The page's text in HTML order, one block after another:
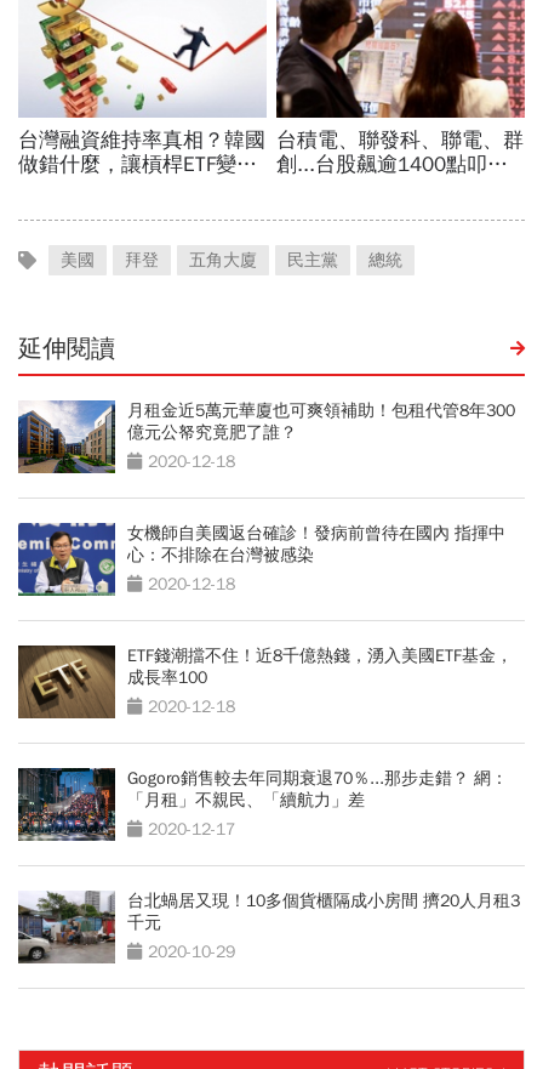
美國 拜登 五角大廈 民主黨 總統
延伸閱讀
月租金近5萬元華廈也可爽領補助！包租代管8年300
億元公帑究竟肥了誰？
2020-12-18
女機師自美國返台確診！發病前曾待在國內 指揮中
心：不排除在台灣被感染
2020-12-18
ETF錢潮擋不住！近8千億熱錢，湧入美國ETF基金，
成長率100
2020-12-18
Gogoro銷售較去年同期衰退70％...那步走錯？ 網：
「月租」不親民、「續航力」差
2020-12-17
台北蝸居又現！10多個貨櫃隔成小房間 擠20人月租3
千元
2020-10-29